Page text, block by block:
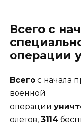
Всего с
операции
Всего с начала
военной
операции
олетов, 3114